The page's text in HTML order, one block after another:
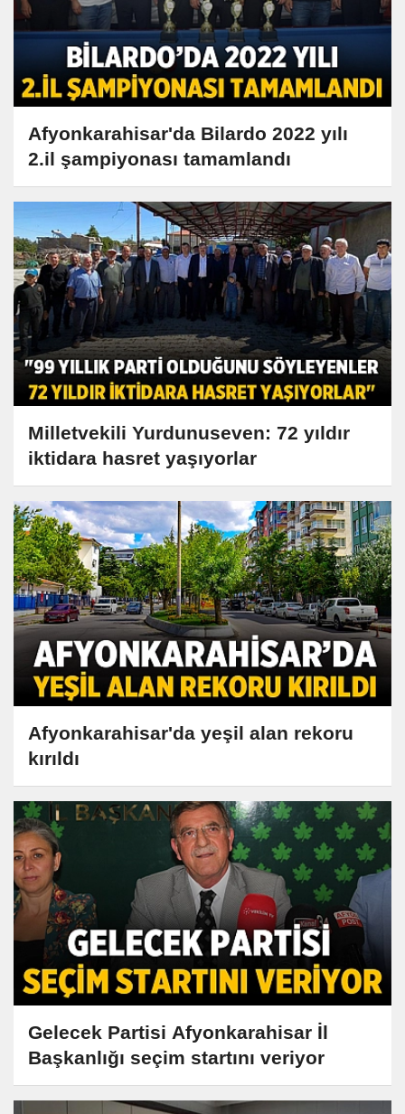
Afyonkarahisar'da Bilardo 2022 yılı
2.il şampiyonası tamamlandı
Milletvekili Yurdunuseven: 72 yıldır
iktidara hasret yaşıyorlar
Afyonkarahisar'da yeşil alan rekoru
kırıldı
Gelecek Partisi Afyonkarahisar İl
Başkanlığı seçim startını veriyor